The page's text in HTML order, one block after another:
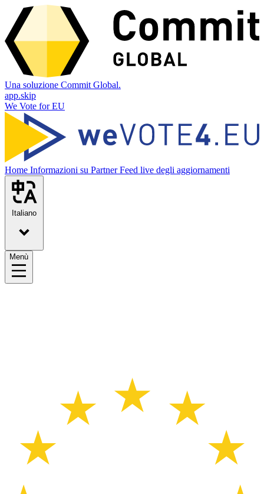
Una soluzione Commit Global.
app.skip
We Vote for EU
Home Informazioni su PartnerFeed live degli aggiornamenti
Italiano
Menù